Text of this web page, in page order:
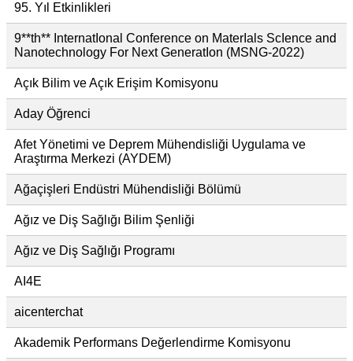
95. Yıl Etkinlikleri
9**th** InternatIonal Conference on MaterIals ScIence and
Nanotechnology For Next GeneratIon (MSNG-2022)
Açık Bilim ve Açık Erişim Komisyonu
Aday Öğrenci
Afet Yönetimi ve Deprem Mühendisliği Uygulama ve
Araştırma Merkezi (AYDEM)
Ağaçişleri Endüstri Mühendisliği Bölümü
Ağız ve Diş Sağlığı Bilim Şenliği
Ağız ve Diş Sağlığı Programı
AI4E
aicenterchat
Akademik Performans Değerlendirme Komisyonu